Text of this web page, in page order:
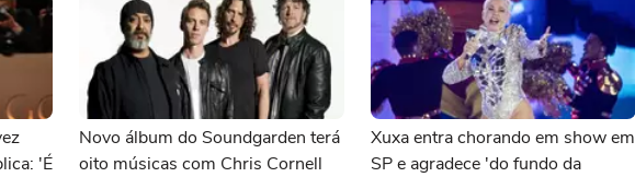
'É
Novo álbum do Soundgarden terá
oito músicas com Chris Cornell
Xuxa entra chorando em show em
SP e agradece 'do fundo da